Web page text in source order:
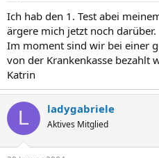
Ich hab den 1. Test abei
ärgere mich jetzt noch darüber.
Im moment sind wir bei einer
von der Krankenkasse bezahlt
Katrin
L ladygabriele
Aktives Mitglied